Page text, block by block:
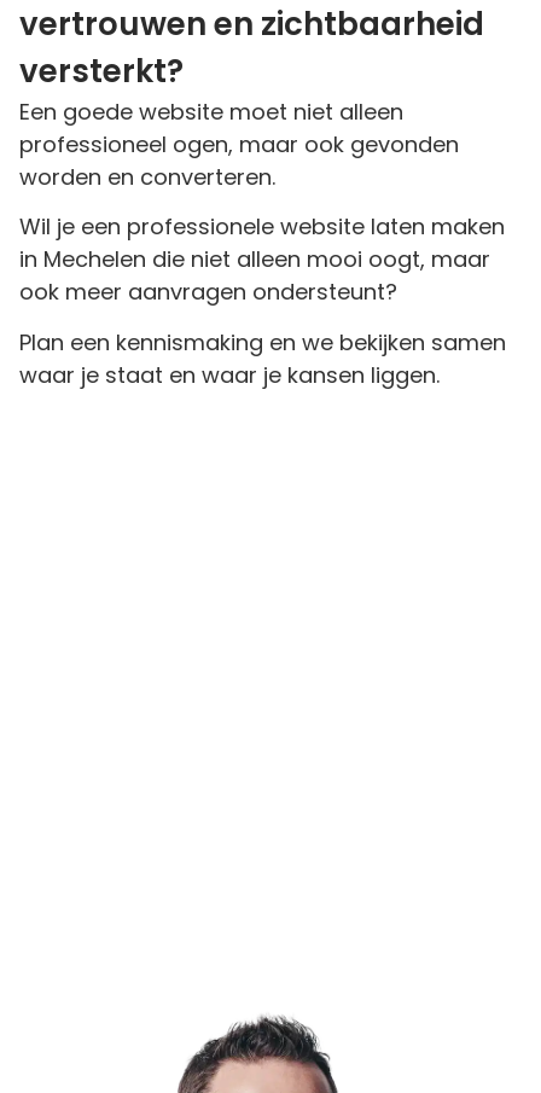
vertrouwen en zichtbaarheid
versterkt?
Een goede website moet niet alleen
professioneel ogen, maar ook gevonden
worden en converteren.
Wil je een professionele website laten maken
in Mechelen die niet alleen mooi oogt, maar
ook meer aanvragen ondersteunt?
Plan een kennismaking en we bekijken samen
waar je staat en waar je kansen liggen.